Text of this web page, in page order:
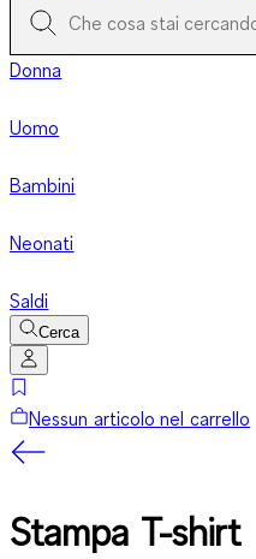
Donna
Uomo
Bambini
Neonati
Saldi
Cerca
Nessun articolo nel carrello
Stampa T-shirt